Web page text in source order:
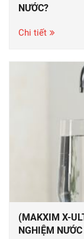
NƯỚC?
Chi tiết
(MAKXIM X-
NGHIỆM